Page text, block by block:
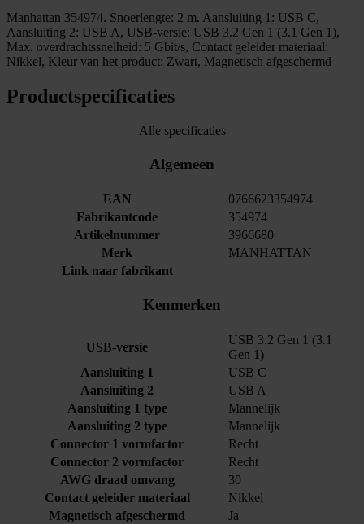
Manhattan 354974. Snoerlengte: 2 m. Aansluiting 1: USB C,
Aansluiting 2: USB A, USB-versie: USB 3.2 Gen 1 (3.1 Gen 1),
Max. overdrachtssnelheid: 5 Gbit/s, Contact geleider materiaal:
Nikkel, Kleur van het product: Zwart, Magnetisch afgeschermd
Productspecificaties
Alle specificaties
Algemeen
EAN
0766623354974
Fabrikantcode
354974
Artikelnummer
3966680
Merk
MANHATTAN
Link naar fabrikant
Kenmerken
USB-versie
USB 3.2 Gen 1 (3.1
Gen 1)
Aansluiting 1
USB C
Aansluiting 2
USB A
Aansluiting 1 type
Mannelijk
Aansluiting 2 type
Mannelijk
Connector 1 vormfactor
Recht
Connector 2 vormfactor
Recht
AWG draad omvang
30
Contact geleider materiaal
Nikkel
Magnetisch afgeschermd
Ja